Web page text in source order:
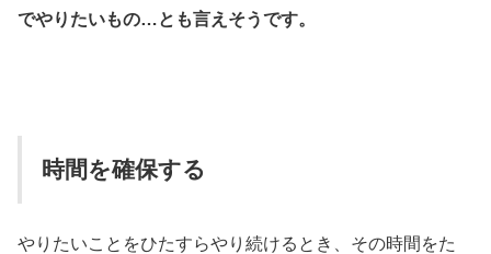
でやりたいもの…とも言えそうです。
時間を確保する
やりたいことをひたすらやり続けるとき、その時間をた